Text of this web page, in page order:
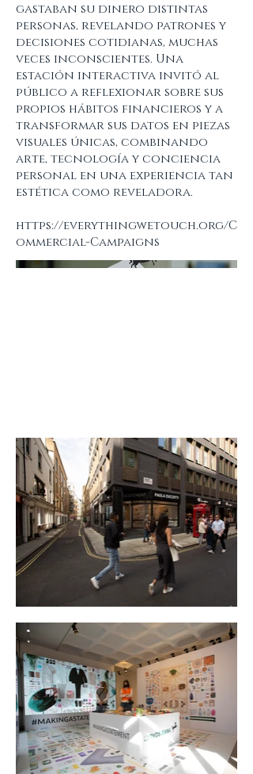
gastaban su dinero distintas
personas, revelando patrones y
decisiones cotidianas, muchas
veces inconscientes. Una
estación interactiva invitó al
público a reflexionar sobre sus
propios hábitos financieros y a
transformar sus datos en piezas
visuales únicas, combinando
arte, tecnología y conciencia
personal en una experiencia tan
estética como reveladora.
https://everythingwetouch.org/C
ommercial-Campaigns